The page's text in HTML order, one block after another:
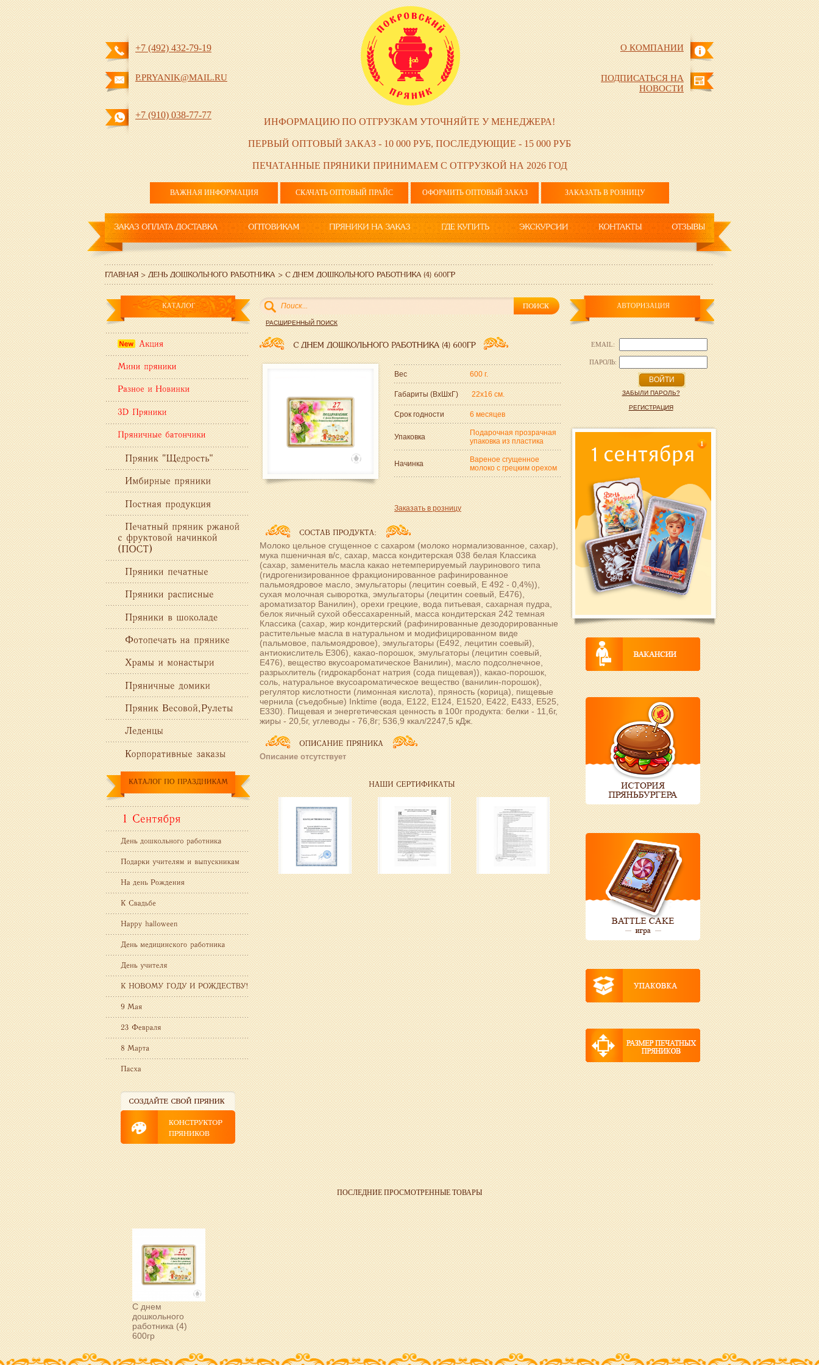
+7 (492) 432-79-19
P.PRYANIK@MAIL.RU
+7 (910) 038-77-77
О КОМПАНИИ
ПОДПИСАТЬСЯ НА
НОВОСТИ
ИНФОРМАЦИЮ ПО ОТГРУЗКАМ УТОЧНЯЙТЕ У МЕНЕДЖЕРА!
ПЕРВЫЙ ОПТОВЫЙ ЗАКАЗ - 10 000 РУБ, ПОСЛЕДУЮЩИЕ - 15 000 РУБ
ПЕЧАТАННЫЕ ПРЯНИКИ ПРИНИМАЕМ С ОТГРУЗКОЙ НА 2026 ГОД
ВАЖНАЯ ИНФОРМАЦИЯ СКАЧАТЬ ОПТОВЫЙ ПРАЙС ОФОРМИТЬ ОПТОВЫЙ ЗАКАЗ ЗАКАЗАТЬ В РОЗНИЦУ
РАСШИРЕННЫЙ ПОИСК
Вес 600 г.
Габариты (ВxШxГ) 22x16 см.
Срок годности 6 месяцев
Упаковка
Подарочная прозрачная
упаковка из пластика
Начинка
Вареное сгущенное
молоко с грецким орехом
Заказать в розницу
Молоко цельное сгущенное с сахаром (молоко нормализованное, сахар),
мука пшеничная в/с, сахар, масса кондитерская 038 белая Классика
(сахар, заменитель масла какао нетемперируемый лауринового типа
(гидрогенизированное фракционированное рафинированное
пальмоядровое масло, эмульгаторы (лецитин соевый, Е 492 - 0,4%)),
сухая молочная сыворотка, эмульгаторы (лецитин соевый, Е476),
ароматизатор Ванилин), орехи грецкие, вода питьевая, сахарная пудра,
белок яичный сухой обессахаренный, масса кондитерская 242 темная
Классика (сахар, жир кондитерский (рафинированные дезодорированные
растительные масла в натуральном и модифицированном виде
(пальмовое, пальмоядровое), эмульгаторы (Е492, лецитин соевый),
антиокислитель Е306), какао-порошок, эмульгаторы (лецитин соевый,
Е476), вещество вкусоароматическое Ванилин), масло подсолнечное,
разрыхлитель (гидрокарбонат натрия (сода пищевая)), какао-порошок,
соль, натуральное вкусоароматическое вещество (ванилин-порошок),
регулятор кислотности (лимонная кислота), пряность (корица), пищевые
чернила (съедобные) Inktime (вода, Е122, Е124, Е1520, Е422, Е433, Е525,
Е330). Пищевая и энергетическая ценность в 100г продукта: белки - 11,6г,
жиры - 20,5г, углеводы - 76,8г; 536,9 ккал/2247,5 кДж.
Описание отсутствует
EMAIL:
ПАРОЛЬ:
ВОЙТИ
ЗАБЫЛИ ПАРОЛЬ?
РЕГИСТРАЦИЯ
1
ПОСЛЕДНИЕ ПРОСМОТРЕННЫЕ ТОВАРЫ
С днем
дошкольного
работника (4)
600гр